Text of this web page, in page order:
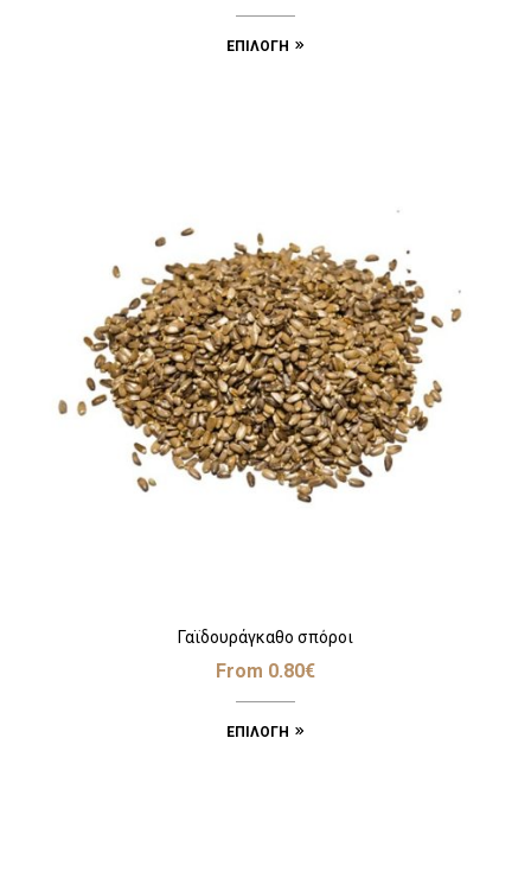
ΕΠΙΛΟΓΉ
Γαϊδουράγκαθο σπόροι
From 0.80€
ΕΠΙΛΟΓΉ